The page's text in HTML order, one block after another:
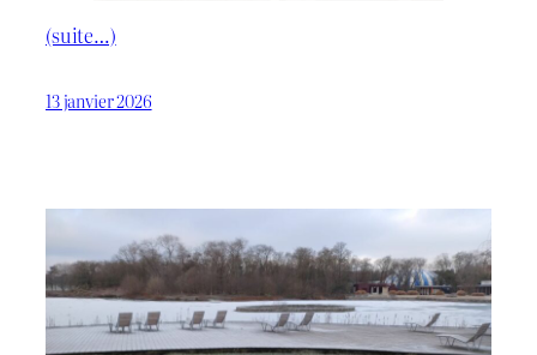
(suite…)
13 janvier 2026